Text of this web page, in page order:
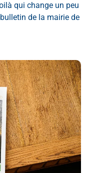
qui change un peu
de la mairie de